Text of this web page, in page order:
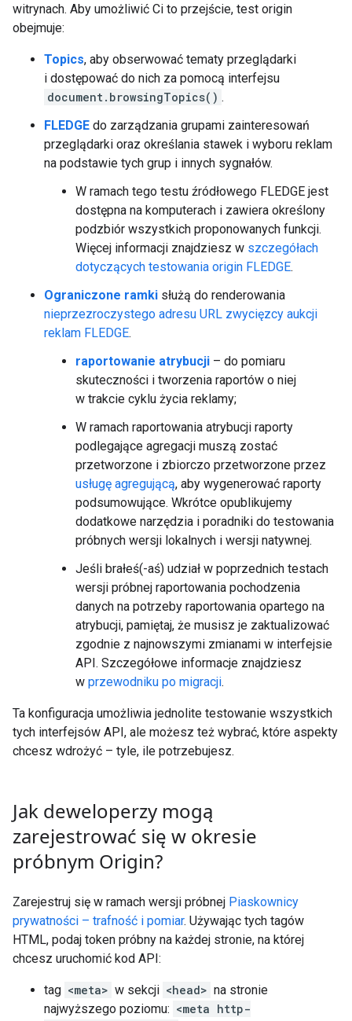
witrynach. Aby umożliwić Ci to przejście, test origin
obejmuje:
Topics, aby obserwować tematy przeglądarki
i dostępować do nich za pomocą interfejsu
document.browsingTopics() .
FLEDGE do zarządzania grupami zainteresowań
przeglądarki oraz określania stawek i wyboru reklam
na podstawie tych grup i innych sygnałów.
W ramach tego testu źródłowego FLEDGE jest
dostępna na komputerach i zawiera określony
podzbiór wszystkich proponowanych funkcji.
Więcej informacji znajdziesz w szczegółach
dotyczących testowania origin FLEDGE.
Ograniczone ramki służą do renderowania
nieprzezroczystego adresu URL zwycięzcy aukcji
reklam FLEDGE.
raportowanie atrybucji – do pomiaru
skuteczności i tworzenia raportów o niej
w trakcie cyklu życia reklamy;
W ramach raportowania atrybucji raporty
podlegające agregacji muszą zostać
przetworzone i zbiorczo przetworzone przez
usługę agregującą, aby wygenerować raporty
podsumowujące. Wkrótce opublikujemy
dodatkowe narzędzia i poradniki do testowania
próbnych wersji lokalnych i wersji natywnej.
Jeśli brałeś(-aś) udział w poprzednich testach
wersji próbnej raportowania pochodzenia
danych na potrzeby raportowania opartego na
atrybucji, pamiętaj, że musisz je zaktualizować
zgodnie z najnowszymi zmianami w interfejsie
API. Szczegółowe informacje znajdziesz
w przewodniku po migracji.
Ta konfiguracja umożliwia jednolite testowanie wszystkich
tych interfejsów API, ale możesz też wybrać, które aspekty
chcesz wdrożyć – tyle, ile potrzebujesz.
Jak deweloperzy mogą
zarejestrować się w okresie
próbnym Origin?
Zarejestruj się w ramach wersji próbnej Piaskownicy
prywatności – trafność i pomiar. Używając tych tagów
HTML, podaj token próbny na każdej stronie, na której
chcesz uruchomić kod API:
tag <meta> w sekcji <head> na stronie
najwyższego poziomu: <meta http-